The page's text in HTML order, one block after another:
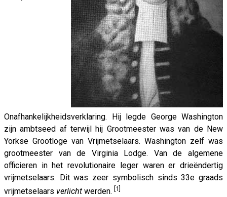
Onafhankelijkheidsverklaring. Hij legde George Washington
zijn ambtseed af terwijl hij Grootmeester was van de New
Yorkse Grootloge van Vrijmetselaars. Washington zelf was
grootmeester van de Virginia Lodge. Van de algemene
officieren in het revolutionaire leger waren er drieëndertig
vrijmetselaars. Dit was zeer symbolisch sinds 33e graads
vrijmetselaars verlicht werden. [1]